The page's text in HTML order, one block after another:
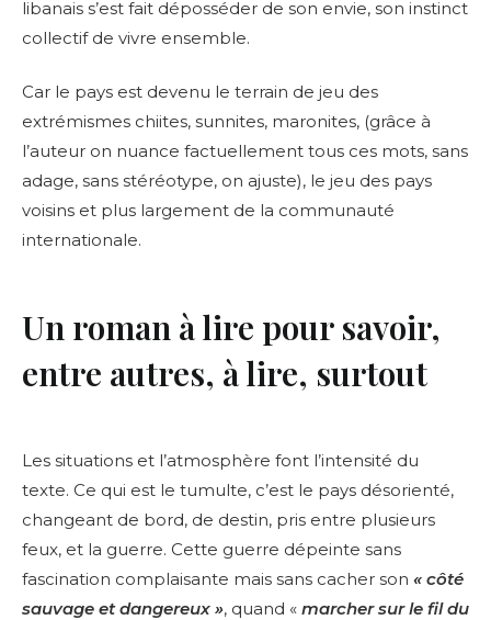
libanais s’est fait déposséder de son envie, son instinct
collectif de vivre ensemble.
Car le pays est devenu le terrain de jeu des
extrémismes chiites, sunnites, maronites, (grâce à
l’auteur on nuance factuellement tous ces mots, sans
adage, sans stéréotype, on ajuste), le jeu des pays
voisins et plus largement de la communauté
internationale.
Un roman à lire pour savoir,
entre autres, à lire, surtout
Les situations et l’atmosphère font l’intensité du
texte. Ce qui est le tumulte, c’est le pays désorienté,
changeant de bord, de destin, pris entre plusieurs
feux, et la guerre. Cette guerre dépeinte sans
fascination complaisante mais sans cacher son « côté
sauvage et dangereux », quand « marcher sur le fil du